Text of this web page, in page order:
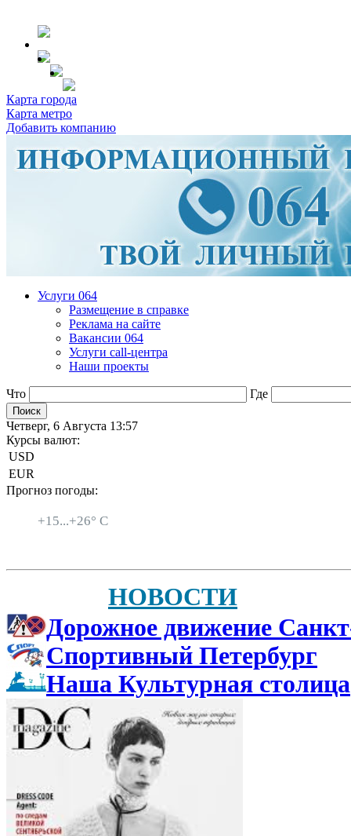
Карта города
Карта метро
Добавить компанию
Услуги 064
Размещение в справке
Реклама на сайте
Вакансии 064
Услуги call-центра
Наши проекты
Что Где
Четверг, 6 Августа 13:57
Курсы валют:
USD
EUR
Прогноз погоды:
+15...+26° C
НОВОСТИ
Дорожное движение
Спортивный Петербург
Наша Культурная столица